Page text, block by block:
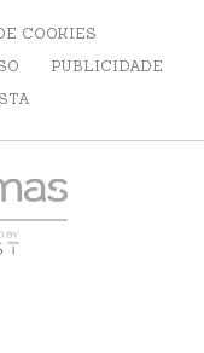
COOKIES
PUBLICIDADE